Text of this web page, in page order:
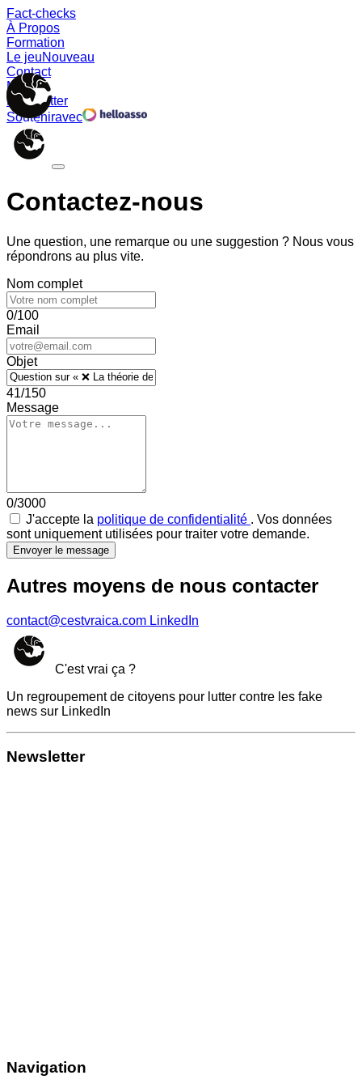
Fact-checks
À Propos
Formation
Le jeuNouveau
Contact
Memes
Newsletter
Souteniravec
Contactez-nous
Une question, une remarque ou une suggestion ? Nous vous
répondrons au plus vite.
Nom complet
0/100
Email
Objet
41/150
Message
0/3000
J'accepte la politique de confidentialité . Vos données
sont uniquement utilisées pour traiter votre demande.
Envoyer le message
Autres moyens de nous contacter
contact@cestvraica.com LinkedIn
C'est vrai ça ?
Un regroupement de citoyens pour lutter contre les fake
news sur LinkedIn
Newsletter
Navigation